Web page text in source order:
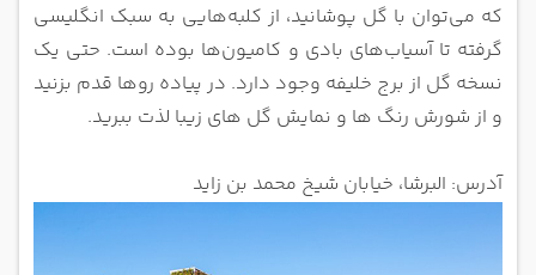
که می‌توان با گل پوشانید، از کلبه‌هایی به سبک انگلیسی
گرفته تا آسیاب‌های بادی و کامیون‌ها بوده است. حتی یک
نسخه گل از برج خلیفه وجود دارد. در پیاده‌ روها قدم بزنید
و از شورش رنگ‌ ها و نمایش گل ‌های زیبا لذت ببرید.
آدرس: البرشا، خیابان شیخ محمد بن زاید